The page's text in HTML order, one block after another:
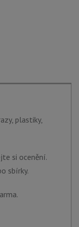
plastiky,
si ocenění.
sbírky.